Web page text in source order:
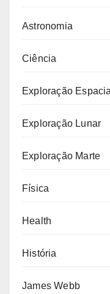
Astronomia
Ciência
Exploração Espacial
Exploração Lunar
Exploração Marte
Física
Health
História
James Webb